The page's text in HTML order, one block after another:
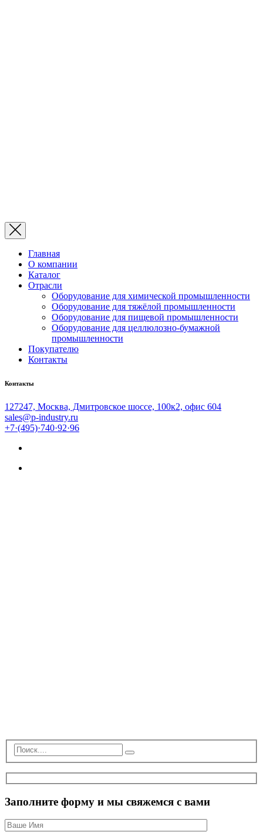
Главная
О компании
Каталог
Отрасли
Оборудование для химической промышленности
Оборудование для тяжёлой промышленности
Оборудование для пищевой промышленности
Оборудование для целлюлозно-бумажной
промышленности
Покупателю
Контакты
Контакты
127247, Москва, Дмитровское шоссе, 100к2, офис 604
sales@p-industry.ru
+7·(495)·740·92·96
Заполните форму и мы свяжемся с вами